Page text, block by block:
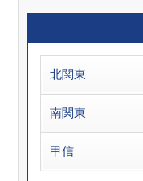
北関東
南関東
甲信